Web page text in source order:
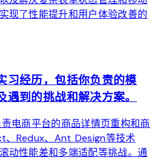
现了性能提升和用户体验改善的
习经历，包括你负责的模
到的挑战和解决方案。
电商平台的商品详情页重构和商
、Redux、Ant Design等技术
动性能差和多端适配等挑战。通